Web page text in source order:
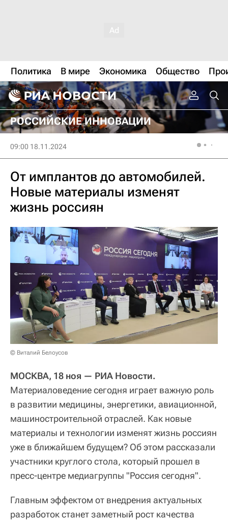
Политика В мире Экономика Общество
РОССИЙСКИЕ ИННОВАЦИИ
09:00 18.11.2024
От имплантов до автомобилей.
Новые материалы изменят
жизнь россиян
© Виталий Белоусов
МОСКВА, 18 ноя — РИА Новости.
Материаловедение сегодня играет важную роль
в развитии медицины, энергетики, авиационной,
машиностроительной отраслей. Как новые
материалы и технологии изменят жизнь россиян
уже в ближайшем будущем? Об этом рассказали
участники круглого стола, который прошел в
пресс-центре медиагруппы "Россия сегодня".
Главным эффектом от внедрения актуальных
разработок станет заметный рост качества